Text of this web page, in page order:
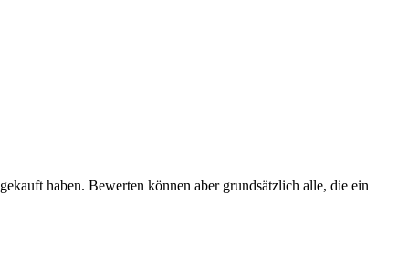
haben. Bewerten können aber grundsätzlich alle, die ein